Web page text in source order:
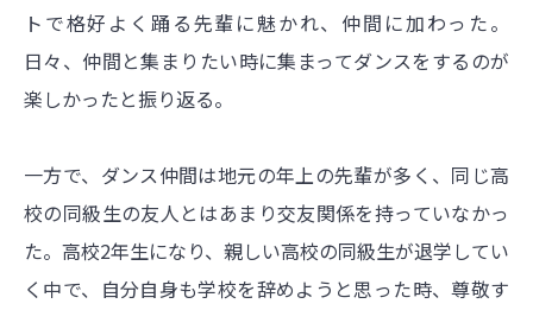
トで格好よく踊る先輩に魅かれ、仲間に加わった。
日々、仲間と集まりたい時に集まってダンスをするのが
楽しかったと振り返る。
一方で、ダンス仲間は地元の年上の先輩が多く、同じ高
校の同級生の友人とはあまり交友関係を持っていなかっ
た。高校2年生になり、親しい高校の同級生が退学してい
く中で、自分自身も学校を辞めようと思った時、尊敬す